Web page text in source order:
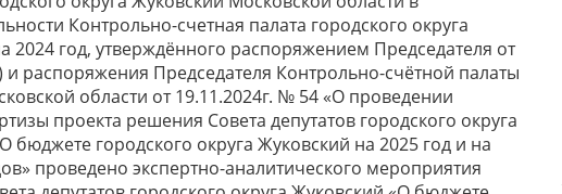
Контрольно-счетная палата городского округа
2024 год, утверждённого распоряжением Председателя от
распоряжения Председателя Контрольно-счётной палаты
области от 19.11.2024г. № 54 «О проведении
проекта решения Совета депутатов городского округа
бюджете городского округа Жуковский на 2025 год и на
проведено экспертно-аналитического мероприятия